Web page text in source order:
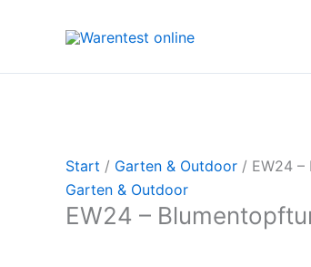
Start / Garten & Outdoor / EW24 –
Garten & Outdoor
EW24 –